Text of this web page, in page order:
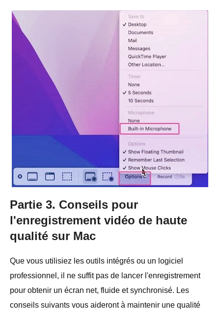
Partie 3. Conseils pour
l'enregistrement vidéo de haute
qualité sur Mac
Que vous utilisiez les outils intégrés ou un logiciel
professionnel, il ne suffit pas de lancer l'enregistrement
pour obtenir un écran net, fluide et synchronisé. Les
conseils suivants vous aideront à maintenir une qualité